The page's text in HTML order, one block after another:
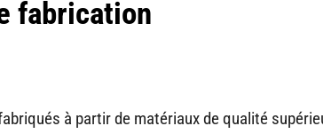
fabrication
à partir de matériaux de qualité